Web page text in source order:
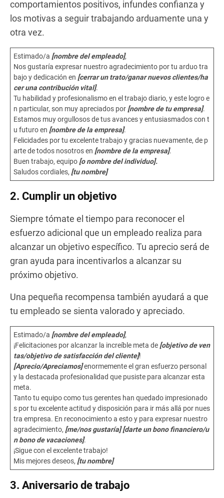
comportamientos positivos, infundes confianza y
los motivas a seguir trabajando arduamente una y
otra vez.
Estimado/a [nombre del empleado],
Nos gustaría expresar nuestro agradecimiento por tu arduo tra
bajo y dedicación en [cerrar un trato/ganar nuevos clientes/ha
cer una contribución vital].
Tu habilidad y profesionalismo en el trabajo diario, y este logro e
n particular, son muy apreciados por [nombre de tu empresa].
Estamos muy orgullosos de tus avances y entusiasmados con t
u futuro en [nombre de la empresa].
Felicidades por tu excelente trabajo y gracias nuevamente, de p
arte de todos nosotros en [nombre de la empresa].
Buen trabajo, equipo [o nombre del individuo].
Saludos cordiales, [tu nombre]
2. Cumplir un objetivo
Siempre tómate el tiempo para reconocer el
esfuerzo adicional que un empleado realiza para
alcanzar un objetivo específico. Tu aprecio será de
gran ayuda para incentivarlos a alcanzar su
próximo objetivo.
Una pequeña recompensa también ayudará a que
tu empleado se sienta valorado y apreciado.
Estimado/a [nombre del empleado],
¡Felicitaciones por alcanzar la increíble meta de [objetivo de ven
tas/objetivo de satisfacción del cliente]!
[Aprecio/Apreciamos]enormemente el gran esfuerzo personal
y la destacada profesionalidad que pusiste para alcanzar esta
meta.
Tanto tu equipo como tus gerentes han quedado impresionado
s por tu excelente actitud y disposición para ir más allá por nues
tra empresa. En reconocimiento a esto y para expresar nuestro
agradecimiento, [me/nos gustaría] [darte un bono financiero/u
n bono de vacaciones].
¡Sigue con el excelente trabajo!
Mis mejores deseos, [tu nombre]
3. Aniversario de trabajo